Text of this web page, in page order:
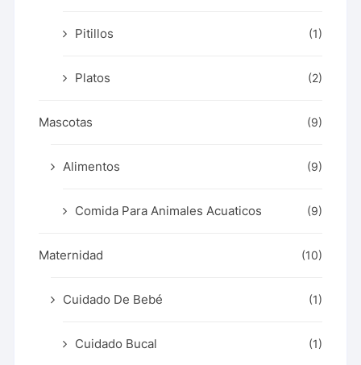
Pitillos (1)
Platos (2)
Mascotas (9)
Alimentos (9)
Comida Para Animales Acuaticos (9)
Maternidad (10)
Cuidado De Bebé (1)
Cuidado Bucal (1)